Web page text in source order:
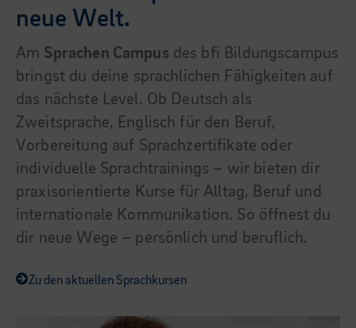
neue Welt.
Am Sprachen Campus des bfi Bildungscampus
bringst du deine sprachlichen Fähigkeiten auf
das nächste Level. Ob Deutsch als
Zweitsprache, Englisch für den Beruf,
Vorbereitung auf Sprachzertifikate oder
individuelle Sprachtrainings – wir bieten dir
praxisorientierte Kurse für Alltag, Beruf und
internationale Kommunikation. So öffnest du
dir neue Wege – persönlich und beruflich.
Zu den aktuellen Sprachkursen